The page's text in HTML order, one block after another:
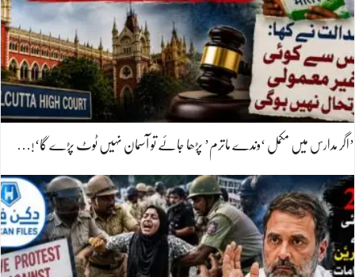
’اگر مدارس میں مکمل ‘وندے ماترم’ پڑھا جائے تو آسمان نہیں ٹوٹ پڑے گا‘!…